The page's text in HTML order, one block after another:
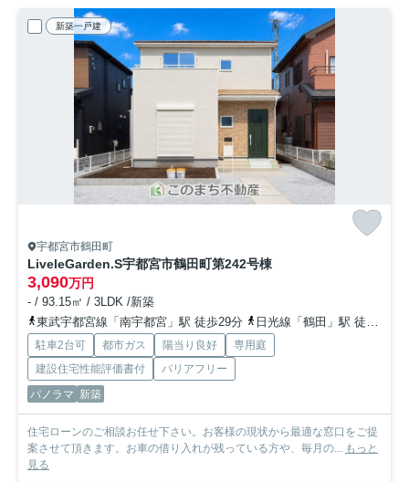
新築一戸建
宇都宮市鶴田町
LiveleGarden.S宇都宮市鶴田町第242号棟
3,090万円
- / 93.15㎡ / 3LDK /新築
東武宇都宮線「南宇都宮」駅 徒歩29分
日光線「鶴田」駅 徒歩25分
駐車2台可 都市ガス 陽当り良好
専用庭
建設住宅性能評価書付
バリアフリー
パノラマ 新築
住宅ローンのご相談お任せ下さい。お客様の現状から最適な窓口をご提
案させて頂きます。お車の借り入れが残っている方や、毎月の... もっと
見る